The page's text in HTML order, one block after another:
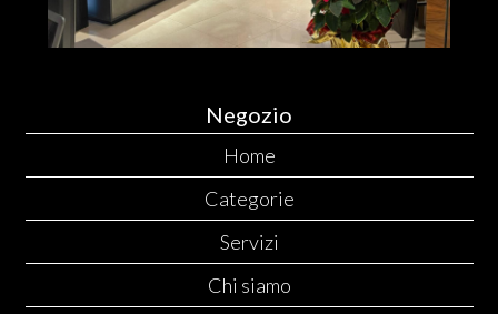
Negozio
Home
Categorie
Servizi
Chi siamo